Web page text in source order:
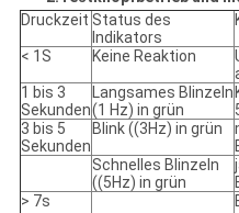
Druckzeit Status des
Indikators
< 1S Keine Reaktion
1 bis 3
Sekunden
Langsames Blinzeln
(1 Hz) in grün
3 bis 5
Sekunden
Blink ((3Hz) in grün
Schnelles Blinzeln
((5Hz) in grün
> 7s